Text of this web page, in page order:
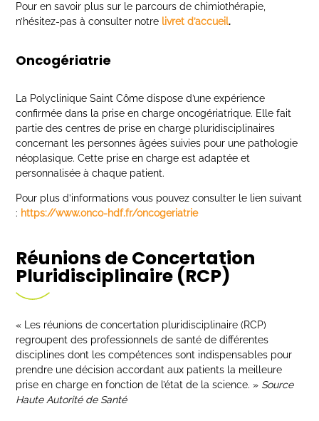
Pour en savoir plus sur le parcours de chimiothérapie,
n’hésitez-pas à consulter notre livret d’accueil.
Oncogériatrie
La Polyclinique Saint Côme dispose d’une expérience
confirmée dans la prise en charge oncogériatrique. Elle fait
partie des centres de prise en charge pluridisciplinaires
concernant les personnes âgées suivies pour une pathologie
néoplasique. Cette prise en charge est adaptée et
personnalisée à chaque patient.
Pour plus d’informations vous pouvez consulter le lien suivant
: https://www.onco-hdf.fr/oncogeriatrie
Réunions de Concertation
Pluridisciplinaire (RCP)
« Les réunions de concertation pluridisciplinaire (RCP)
regroupent des professionnels de santé de différentes
disciplines dont les compétences sont indispensables pour
prendre une décision accordant aux patients la meilleure
prise en charge en fonction de l’état de la science. » Source
Haute Autorité de Santé